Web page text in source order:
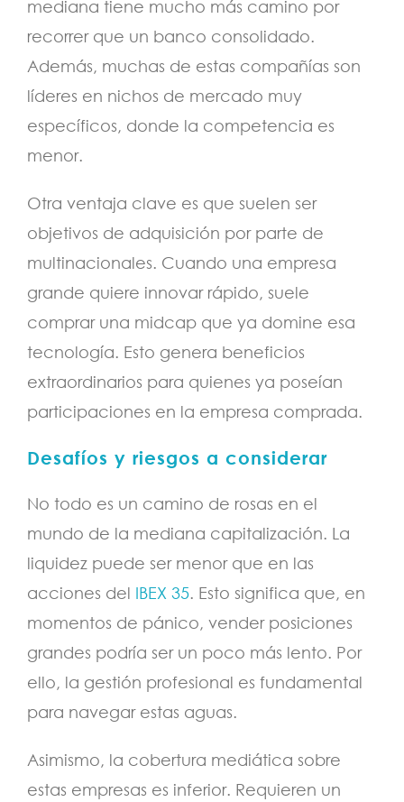
mediana tiene mucho más camino por
recorrer que un banco consolidado.
Además, muchas de estas compañías son
líderes en nichos de mercado muy
específicos, donde la competencia es
menor.
Otra ventaja clave es que suelen ser
objetivos de adquisición por parte de
multinacionales. Cuando una empresa
grande quiere innovar rápido, suele
comprar una midcap que ya domine esa
tecnología. Esto genera beneficios
extraordinarios para quienes ya poseían
participaciones en la empresa comprada.
Desafíos y riesgos a considerar
No todo es un camino de rosas en el
mundo de la mediana capitalización. La
liquidez puede ser menor que en las
acciones del IBEX 35. Esto significa que, en
momentos de pánico, vender posiciones
grandes podría ser un poco más lento. Por
ello, la gestión profesional es fundamental
para navegar estas aguas.
Asimismo, la cobertura mediática sobre
estas empresas es inferior. Requieren un